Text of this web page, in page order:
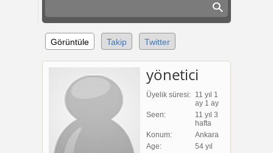
Birincil sekmeler
Görüntüle (etkin sekme)
Takip Twitter
yönetici
Üyelik süresi: 11 yıl 1
ay 1 ay
Seen:
11 yıl 3
hafta
Konum:
Ankara
Age:
54 yıl